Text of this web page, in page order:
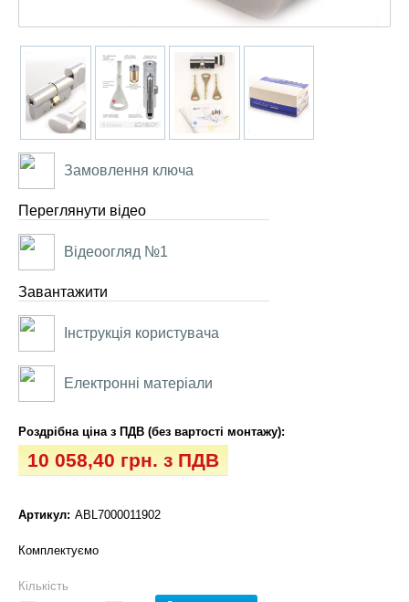
Замовлення ключа
Переглянути відео
Відеоогляд №1
Завантажити
Інструкція користувача
Електронні матеріали
Роздрібна ціна з ПДВ (без вартості монтажу):
10 058,40 грн. з ПДВ
Артикул: ABL7000011902
Комплектуємо
Кількість